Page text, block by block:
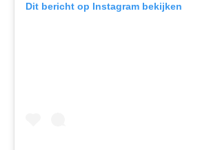
Dit bericht op Instagram bekijken